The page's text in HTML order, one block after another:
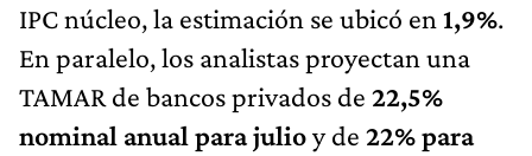
IPC núcleo, la estimación se ubicó en 1,9%.
En paralelo, los analistas proyectan una
TAMAR de bancos privados de 22,5%
nominal anual para julioy de 22% para